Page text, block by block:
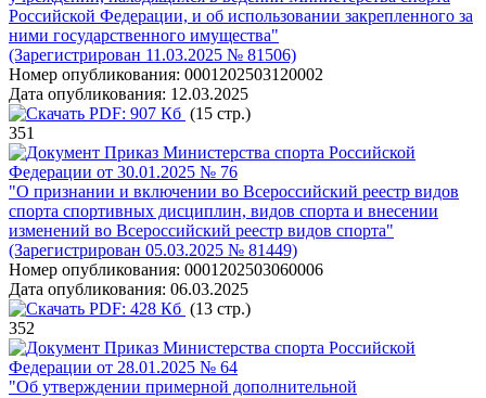
Российской Федерации, и об использовании закрепленного за
ними государственного имущества"
(Зарегистрирован 11.03.2025 № 81506)
Номер опубликования: 0001202503120002
Дата опубликования: 12.03.2025
PDF: 907 Кб (15 стр.)
351
Приказ Министерства спорта Российской
Федерации от 30.01.2025 № 76
"О признании и включении во Всероссийский реестр видов
спорта спортивных дисциплин, видов спорта и внесении
изменений во Всероссийский реестр видов спорта"
(Зарегистрирован 05.03.2025 № 81449)
Номер опубликования: 0001202503060006
Дата опубликования: 06.03.2025
PDF: 428 Кб (13 стр.)
352
Приказ Министерства спорта Российской
Федерации от 28.01.2025 № 64
"Об утверждении примерной дополнительной